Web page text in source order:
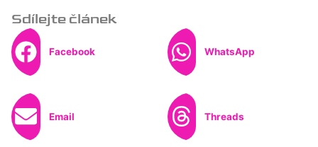
Sdílejte článek
Facebook WhatsApp
Email Threads